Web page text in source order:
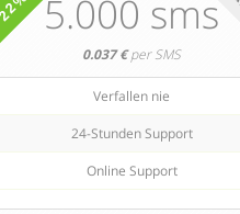
5.000 sms
0.037 €per SMS
Verfallen nie
24-Stunden Support
Online Support